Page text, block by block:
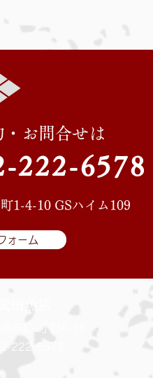
・お問合せは
222-6578
1-4-10 GSハイム109
ォーム
田魚店
222-6578